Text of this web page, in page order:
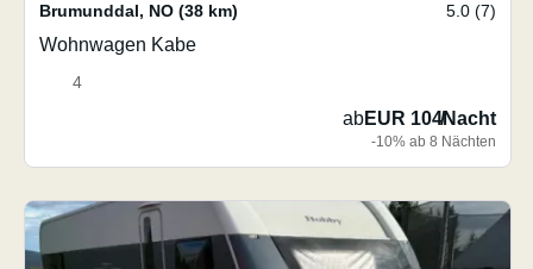
Brumunddal, NO (38 km) 5.0 (7)
Wohnwagen Kabe
4
abEUR 104/Nacht
-10% ab 8 Nächten